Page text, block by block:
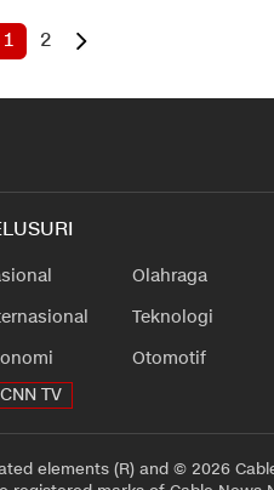
1 2
Olahraga
Teknologi
Otomotif
CNN TV
elements (R) and © 2026